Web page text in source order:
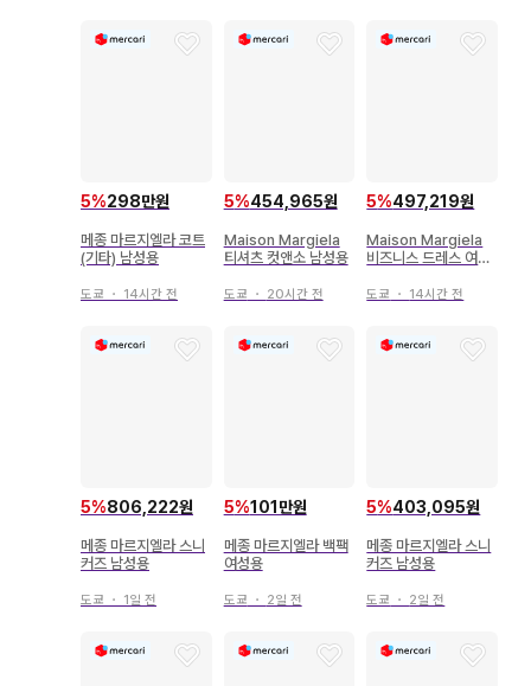
5%298만원
메종 마르지엘라 코트
(기타) 남성용
도쿄 ・ 14시간 전
5%454,965원
Maison Margiela
티셔츠 컷앤소 남성용
도쿄 ・ 20시간 전
5%497,219원
Maison Margiela
비즈니스 드레스 여성
도쿄 ・ 14시간 전
5%806,222원
메종 마르지엘라 스니
커즈 남성용
도쿄 ・ 1일 전
5%101만원
메종 마르지엘라 백팩
여성용
도쿄 ・ 2일 전
5%403,095원
메종 마르지엘라 스니
커즈 남성용
도쿄 ・ 2일 전